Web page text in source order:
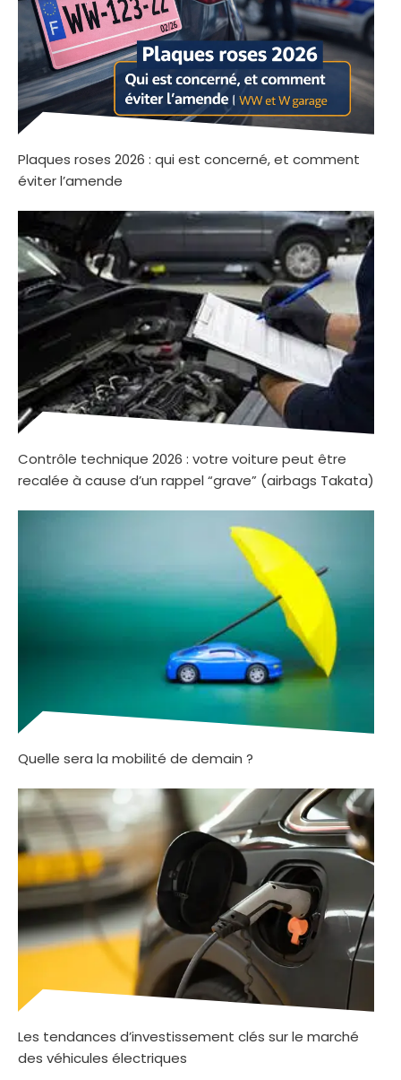
Plaques roses 2026 : qui est concerné, et comment
éviter l’amende
Contrôle technique 2026 : votre voiture peut être
recalée à cause d’un rappel “grave” (airbags Takata)
Quelle sera la mobilité de demain ?
Les tendances d’investissement clés sur le marché
des véhicules électriques